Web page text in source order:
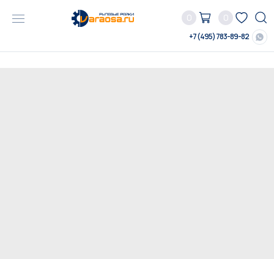
0 0
+7 (495) 783-89-82